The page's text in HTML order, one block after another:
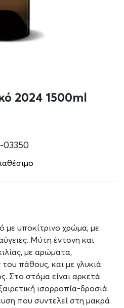
2024 1500ml
03350
με υποκίτρινο χρώμα, με
Μύτη έντονη και
με αρώματα,
πάθους, και με γλυκιά
Στο στόμα είναι αρκετά
ισορροπία-δροσιά
που συντελεί στη μακρά